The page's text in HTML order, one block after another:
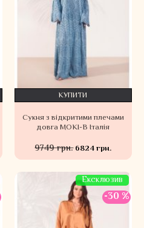
Сукня з відкритими плечами
довга MOKI-B Італія
9749 грн.6824 грн.
КУПИТИ
Ексклюзив
-30 %